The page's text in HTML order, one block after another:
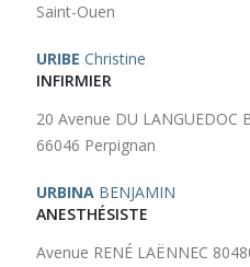
Saint-Ouen
URIBE Christine
INFIRMIER
20 Avenue DU LANGUEDOC
66046 Perpignan
URBINA BENJAMIN
ANESTHÉSISTE
Avenue RENÉ LAËNNEC